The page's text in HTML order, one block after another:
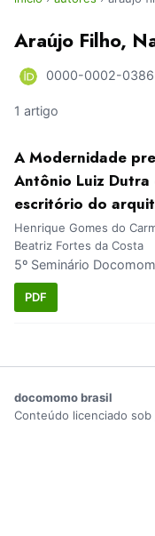
Araújo Filho,
0000-0002-
1 artigo
A Modernidade
Antônio Luiz
escritório do
Henrique Gomes do
Beatriz Fortes da Costa
5º Seminário
PDF
docomomo brasil
Conteúdo licenciado sob